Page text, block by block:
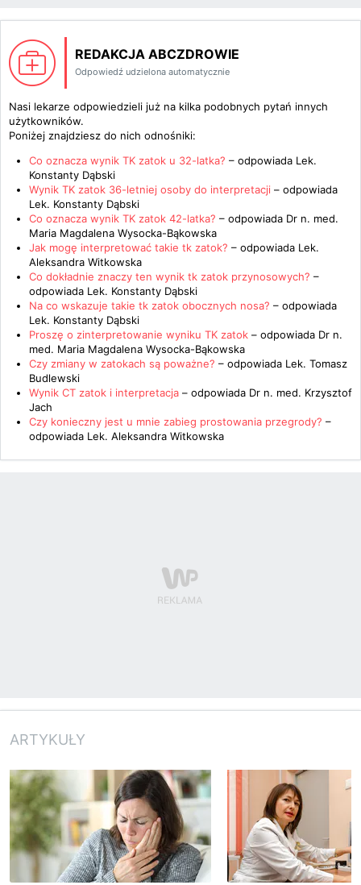
REDAKCJA ABCZDROWIE
Odpowiedź udzielona automatycznie
Nasi lekarze odpowiedzieli już na kilka podobnych pytań innych
użytkowników.
Poniżej znajdziesz do nich odnośniki:
Co oznacza wynik TK zatok u 32-latka? – odpowiada Lek.
Konstanty Dąbski
Wynik TK zatok 36-letniej osoby do interpretacji – odpowiada
Lek. Konstanty Dąbski
Co oznacza wynik TK zatok 42-latka? – odpowiada Dr n. med.
Maria Magdalena Wysocka-Bąkowska
Jak mogę interpretować takie tk zatok? – odpowiada Lek.
Aleksandra Witkowska
Co dokładnie znaczy ten wynik tk zatok przynosowych? –
odpowiada Lek. Konstanty Dąbski
Na co wskazuje takie tk zatok obocznych nosa? – odpowiada
Lek. Konstanty Dąbski
Proszę o zinterpretowanie wyniku TK zatok – odpowiada Dr n.
med. Maria Magdalena Wysocka-Bąkowska
Czy zmiany w zatokach są poważne? – odpowiada Lek. Tomasz
Budlewski
Wynik CT zatok i interpretacja – odpowiada Dr n. med. Krzysztof
Jach
Czy konieczny jest u mnie zabieg prostowania przegrody? –
odpowiada Lek. Aleksandra Witkowska
ARTYKUŁY